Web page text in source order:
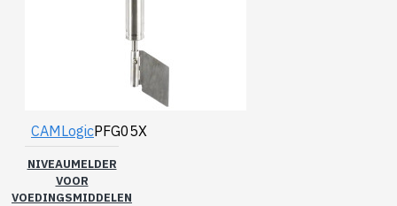
CAMLogicPFG05X
NIVEAUMELDER
VOOR
VOEDINGSMIDDELEN